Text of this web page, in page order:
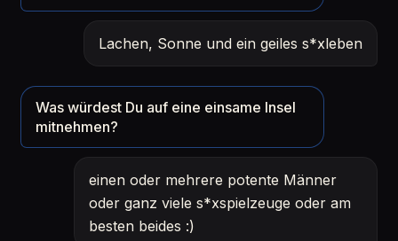
Lachen, Sonne und ein geiles s*xleben
Was würdest Du auf eine einsame Insel
mitnehmen?
einen oder mehrere potente Männer
oder ganz viele s*xspielzeuge oder am
besten beides :)